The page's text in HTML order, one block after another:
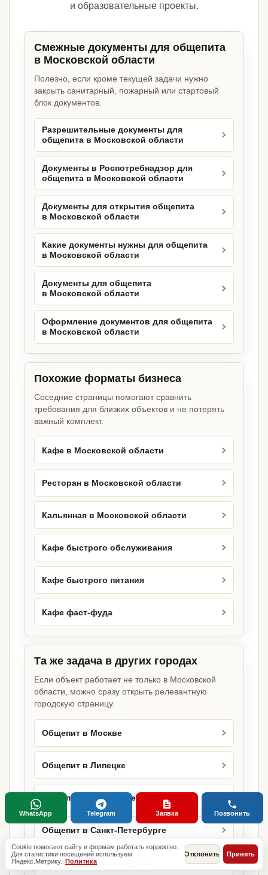
и образовательные проекты.
Смежные документы для общепита
в Московской области
Полезно, если кроме текущей задачи нужно
закрыть санитарный, пожарный или стартовый
блок документов.
Разрешительные документы для
общепита в Московской области
Документы в Роспотребнадзор для
общепита в Московской области
Документы для открытия общепита
в Московской области
Какие документы нужны для общепита
в Московской области
Документы для общепита
в Московской области
Оформление документов для общепита
в Московской области
Похожие форматы бизнеса
Соседние страницы помогают сравнить
требования для близких объектов и не потерять
важный комплект.
Кафе в Московской области
Ресторан в Московской области
Кальянная в Московской области
Кафе быстрого обслуживания
Кафе быстрого питания
Кафе фаст-фуда
Та же задача в других городах
Если объект работает не только в Московской
области, можно сразу открыть релевантную
городскую страницу.
Общепит в Москве
Общепит в Липецке
Общепит в Оренбурге
Общепит в Санкт-Петербурге
Общепит в Новосибирске
Cookie помогают сайту и формам работать корректно.
Для статистики посещений используем
Яндекс.Метрику. Политика
Отклонить Принять
WhatsApp Telegram Заявка Позвонить